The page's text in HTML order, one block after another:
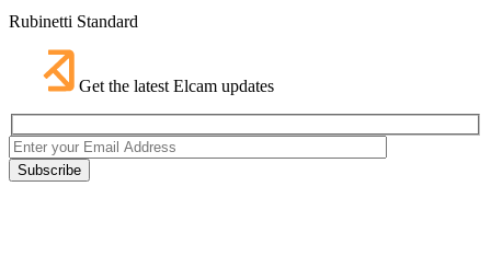
Rubinetti Standard
Get the latest Elcam updates